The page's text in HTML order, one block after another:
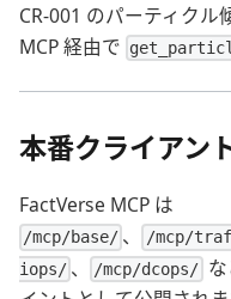
CR-001 のパーティク
MCP 経由で
本番クライアン
FactVerse MCP は
/mcp/base/ 、 /mcp/
iops/ 、 /mcp/dcops/ な